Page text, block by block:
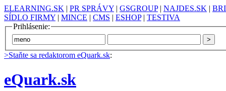
ELEARNING.SK | PR SPRÁVY | GSGROUP| NAJDES.SK |
SÍDLO FIRMY | MINCE | CMS | ESHOP| TESTIVA
Prihlásenie:
>Staňte sa redaktorom eQuark.sk:
eQuark.sk